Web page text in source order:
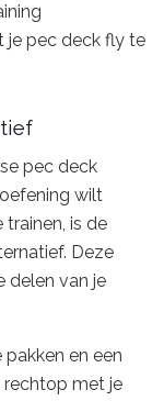
je pec deck fly te
pec deck
wilt
is de
Deze
delen van je
en een
rechtop met je